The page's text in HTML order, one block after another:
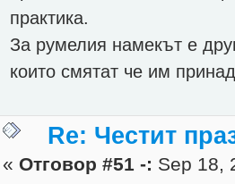
практика.
За румелия намекът е
които смятат че им
Re: Честит
« Отговор #51 -: Sep 18,